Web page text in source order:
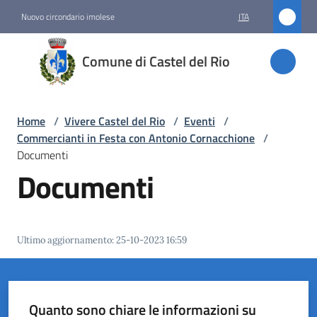
Nuovo circondario imolese ITA
Comune di Castel del Rio
Comune
di
Castel
Amministrazione
Castel
Home / Vivere Castel del Rio / Eventi /
Commercianti in Festa con Antonio Cornacchione /
Documenti
Documenti
Ultimo aggiornamento:25-10-2023 16:59
Quanto sono chiare le informazioni su